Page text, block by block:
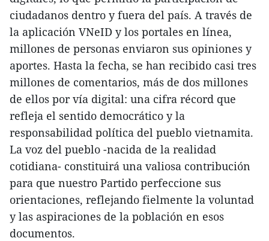
ciudadanos dentro y fuera del país. A través de
la aplicación VNeID y los portales en línea,
millones de personas enviaron sus opiniones y
aportes. Hasta la fecha, se han recibido casi tres
millones de comentarios, más de dos millones
de ellos por vía digital: una cifra récord que
refleja el sentido democrático y la
responsabilidad política del pueblo vietnamita.
La voz del pueblo -nacida de la realidad
cotidiana- constituirá una valiosa contribución
para que nuestro Partido perfeccione sus
orientaciones, reflejando fielmente la voluntad
y las aspiraciones de la población en esos
documentos.